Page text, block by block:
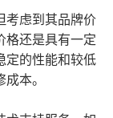
考虑到其品牌价
格还是具有一定
定的性能和较低
本。